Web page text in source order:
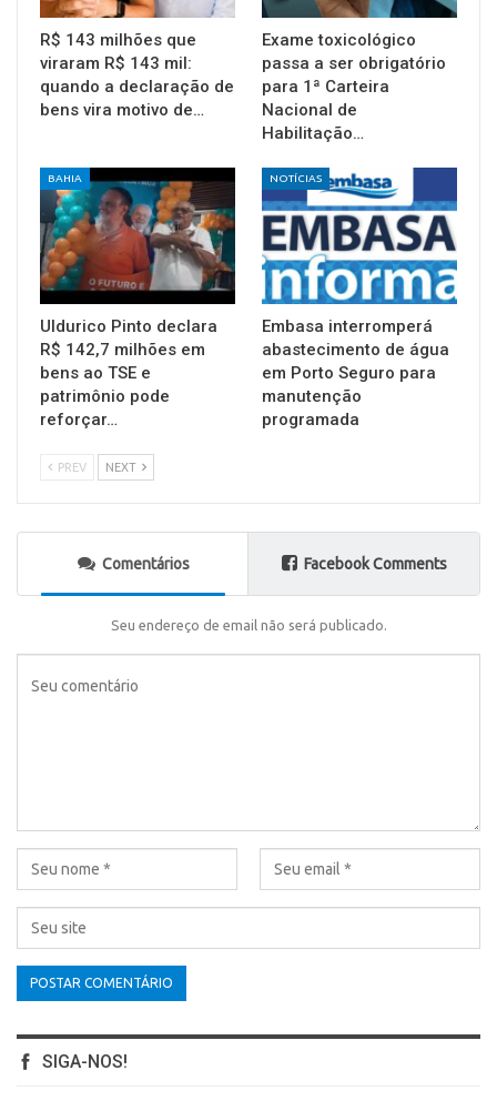
R$ 143 milhões que
viraram R$ 143 mil:
quando a declaração de
bens vira motivo de…
Exame toxicológico
passa a ser obrigatório
para 1ª Carteira
Nacional de
Habilitação…
BAHIA
Uldurico Pinto declara
R$ 142,7 milhões em
bens ao TSE e
patrimônio pode
reforçar…
NOTÍCIAS
Embasa interromperá
abastecimento de água
em Porto Seguro para
manutenção
programada
PREV NEXT
Comentários Facebook Comments
Seu endereço de email não será publicado.
SIGA-NOS!